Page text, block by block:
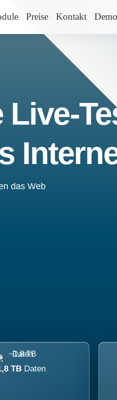
Preise Kontakt
das Web
TB Daten